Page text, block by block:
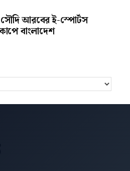
সৌদি আরবের ই-স্পোর্টস
বাংলাদেশ